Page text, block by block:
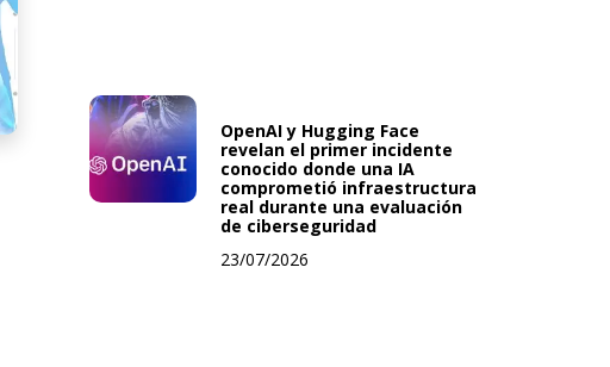
OpenAI y Hugging Face
revelan el primer incidente
conocido donde una IA
comprometió infraestructura
real durante una evaluación
de ciberseguridad
23/07/2026